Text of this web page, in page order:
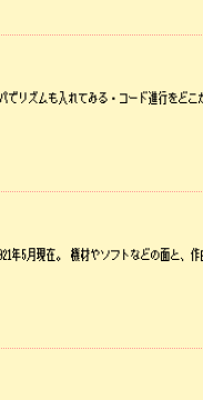
リズムも入れてみる・コード進行をど
年5月現在。 機材やソフトなどの面と、